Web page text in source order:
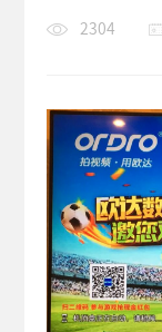
2304